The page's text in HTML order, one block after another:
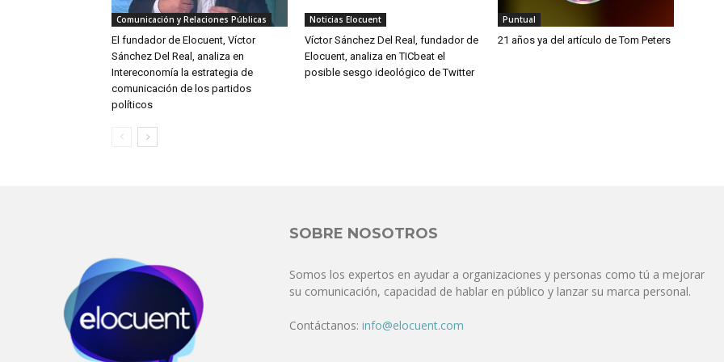
Comunicación y Relaciones Públicas
El fundador de Elocuent, Víctor
Sánchez Del Real, analiza en
Intereconomía la estrategia de
comunicación de los partidos
políticos
Noticias Elocuent
Víctor Sánchez Del Real, fundador de
Elocuent, analiza en TICbeat el
posible sesgo ideológico de Twitter
Puntual
21 años ya del artículo de Tom Peters
SOBRE NOSOTROS
Somos los expertos en ayudar a organizaciones y personas como tú a mejorar
su comunicación, capacidad de hablar en público y lanzar su marca personal.
Contáctanos: info@elocuent.com